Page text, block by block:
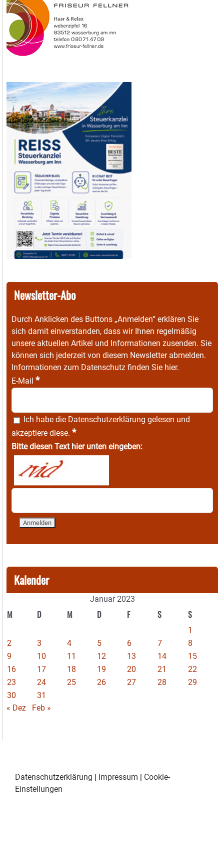
Newsletter-Abo
Durch Anklicken des Buttons „Anmelden“ erklären Sie
sich damit einverstanden, dass wir Ihnen regelmäßig
unsere aktuellen Artikel und Informationen zusenden. Sie
können sich jederzeit von diesem Newsletter abmelden.
Informationen zum Datenschutz finden Sie hier.
E-Mail *
Ich habe die Datenschutzerklärung gelesen und
akzeptiere diese. *
Bitte diesen Text hier unten eingeben:
Kalender
Januar 2023
M D M D F S S
1
2
3 4 5 6 7
8
9
10 11 12 13 14
15
16
17 18 19 20 21
22
23
24 25 26 27 28
29
30
31
« Dez
Feb »
Datenschutzerklärung Impressum
Cookie-
Einstellungen